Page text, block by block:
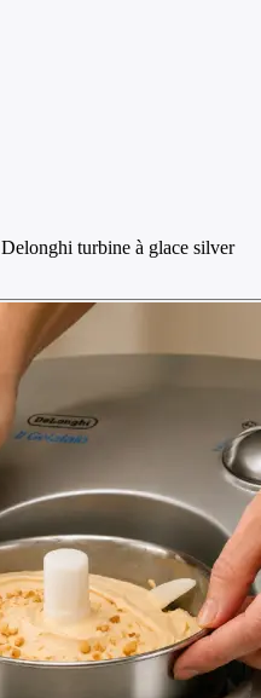
Delonghi turbine à glace silver